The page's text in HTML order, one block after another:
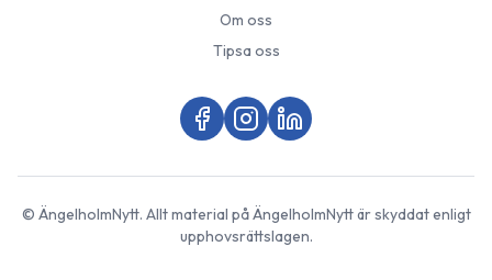
Om oss
Tipsa oss
© ÄngelholmNytt. Allt material påÄngelholmNyttär skyddat enligt
upphovsrättslagen.